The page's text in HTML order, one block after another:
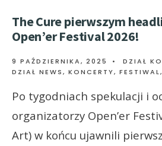
The Cure pierwszym
Open’er Festival 2026!
9 PAŹDZIERNIKA, 2025 • DZIAŁ
DZIAŁ NEWS, KONCERTY,
Po tygodniach spekulacji i
organizatorzy Open’er
Art) w końcu ujawnili